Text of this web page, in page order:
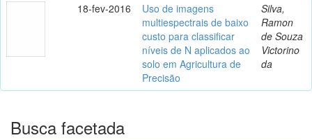
18-fev-2016
Uso de imagens
multiespectrais de baixo
custo para classificar
níveis de N aplicados ao
solo em Agricultura de
Precisão
Silva,
Ramon
de Souza
Victorino
da
Busca facetada